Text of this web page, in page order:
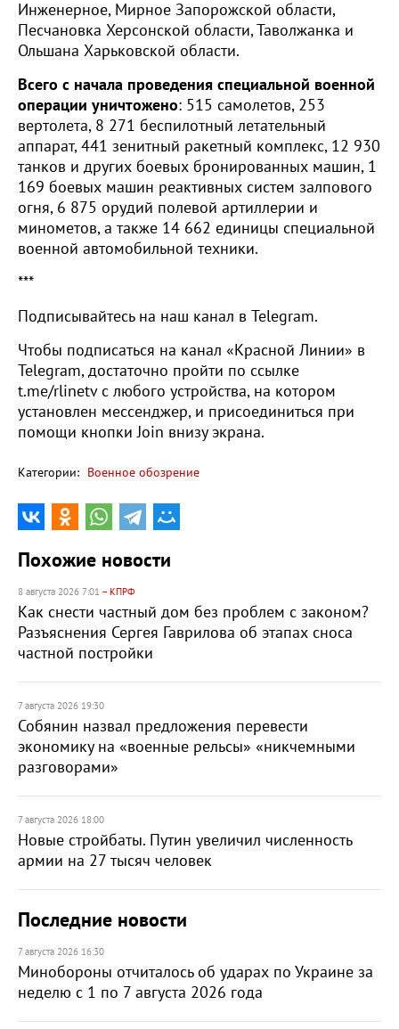
Инженерное, Мирное Запорожской области,
Песчановка Херсонской области, Таволжанка и
Ольшана Харьковской области.
Всего с начала проведения специальной военной
операции уничтожено: 515 самолетов, 253
вертолета, 8 271 беспилотный летательный
аппарат, 441 зенитный ракетный комплекс, 12 930
танков и других боевых бронированных машин, 1
169 боевых машин реактивных систем залпового
огня, 6 875 орудий полевой артиллерии и
минометов, а также 14 662 единицы специальной
военной автомобильной техники.
***
Подписывайтесь на наш канал в Telegram.
Чтобы подписаться на канал «Красной Линии» в
Telegram, достаточно пройти по ссылке
t.me/rlinetv с любого устройства, на котором
установлен мессенджер, и присоединиться при
помощи кнопки Join внизу экрана.
Категории: Военное обозрение
Похожие новости
8 августа 2026 7:01 – КПРФ
Как снести частный дом без проблем с законом?
Разъяснения Сергея Гаврилова об этапах сноса
частной постройки
7 августа 2026 19:30
Собянин назвал предложения перевести
экономику на «военные рельсы» «никчемными
разговорами»
7 августа 2026 18:00
Новые стройбаты. Путин увеличил численность
армии на 27 тысяч человек
Последние новости
7 августа 2026 16:30
Минобороны отчиталось об ударах по Украине за
неделю с 1 по 7 августа 2026 года